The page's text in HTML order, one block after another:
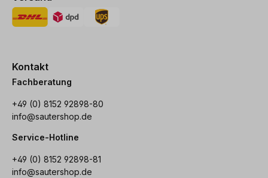
Kontakt
Fachberatung
+49 (0) 8152 92898-80
info@sautershop.de
Service-Hotline
+49 (0) 8152 92898-81
info@sautershop.de